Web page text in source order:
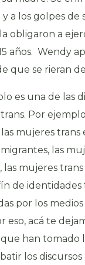
a los golpes de
obligaron a
años. Wendy
que se rieran
es una de las
Por
mujeres trans
las
las mujeres
de identidades
por los medios
eso, acá te
han tomado
los